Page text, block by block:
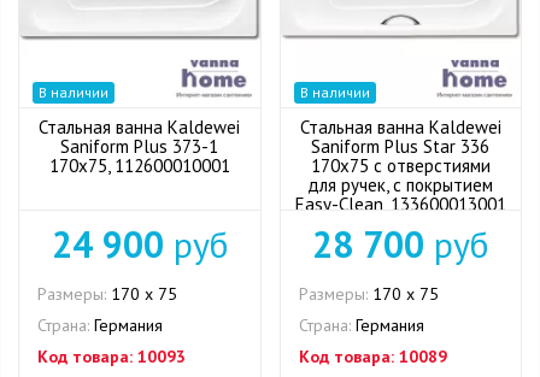
В наличии
Стальная ванна Kaldewei
Saniform Plus 373-1
170x75, 112600010001
24 900 руб
Размеры: 170 х 75
Страна: Германия
Код товара: 10093
В наличии
Стальная ванна Kaldewei
Saniform Plus Star 336
170x75 с отверстиями
для ручек, с покрытием
Easy-Clean, 133600013001
28 700 руб
Размеры:170 х 75
Страна:Германия
Код товара: 10089